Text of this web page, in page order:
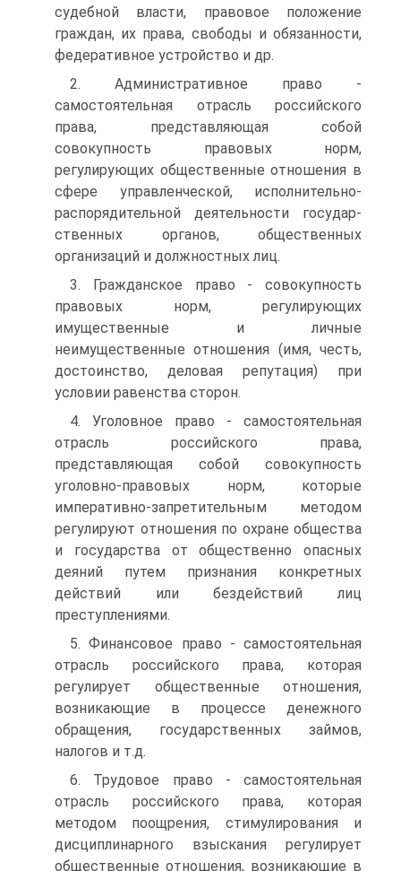
судебной власти, правовое положение
граждан, их права, свободы и обязанности,
федеративное устройство и др.
2. Административное право -
самостоятельная отрасль рос­сийского
права, представляющая собой
совокупность правовых норм,
регулирующих общественные отношения в
сфере управлен­ческой, исполнительно-
распорядительной деятельности государ­
ственных органов, общественных
организаций и должностных лиц.
3. Гражданское право - совокупность
правовых норм, регули­рующих
имущественные и личные
неимущественные отноше­ния (имя, честь,
достоинство, деловая репутация) при
условии равенства сторон.
4. Уголовное право - самостоятельная
отрасль российского права,
представляющая собой совокупность
уголовно-правовых норм, которые
императивно-запретительным методом
регули­руют отношения по охране общества
и государства от обществен­но опасных
деяний путем признания конкретных
действий или бездействий лиц
преступлениями.
5. Финансовое право - самостоятельная
отрасль российского права, которая
регулирует общественные отношения,
возникаю­щие в процессе денежного
обращения, государственных займов,
налогов и т.д.
6. Трудовое право - самостоятельная
отрасль российского пра­ва, которая
методом поощрения, стимулирования и
дисциплинар­ного взыскания регулирует
общественные отношения, возникаю­щие в